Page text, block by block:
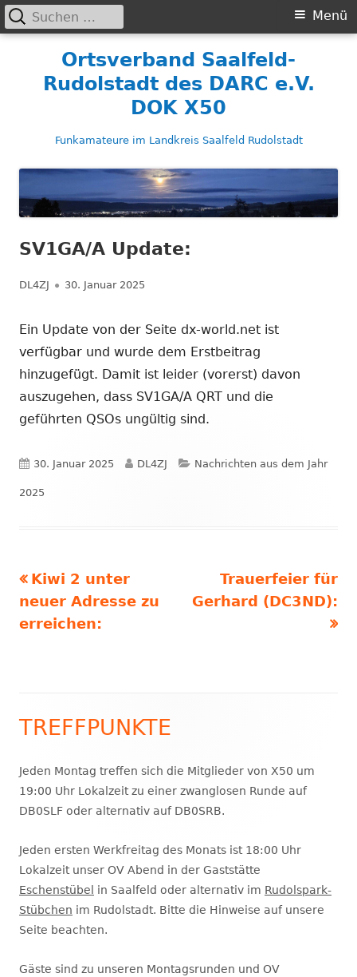
Ortsverband Saalfeld-
Rudolstadt des DARC e.V.
DOK X50
Funkamateure im Landkreis Saalfeld Rudolstadt
Primäres
Menü
Suchen
nach:
SV1GA/A Update:
Autor
DL4ZJ Veröffentlicht
30. Januar 2025
Ein Update von der Seite dx-world.net ist
verfügbar und wurde dem Erstbeitrag
hinzugefügt. Damit ist leider (vorerst) davon
auszugehen, dass SV1GA/A QRT und die
geführten QSOs ungültig sind.
Veröffentlicht
am
30. Januar 2025 Autor
DL4ZJ Kategorien
Nachrichten aus dem Jahr
2025
Beitragsnavigation
Vorheriger
Beitrag:
Kiwi 2 unter
neuer Adresse zu
erreichen:
Nächster
Beitrag
Trauerfeier für
Gerhard (DC3ND):
Haupt-
Seitenleiste
TREFFPUNKTE
Jeden Montag treffen sich die Mitglieder von X50 um
19:00 Uhr Lokalzeit zu einer zwanglosen Runde auf
DB0SLF oder alternativ auf DB0SRB.
Jeden ersten Werkfreitag des Monats ist 18:00 Uhr
Lokalzeit unser OV Abend in der Gaststätte
Eschenstübel
in Saalfeld oder alternativ im Rudolspark-
Stübchen im Rudolstadt. Bitte die Hinweise auf unsere
Seite beachten.
Gäste sind zu unseren Montagsrunden und OV